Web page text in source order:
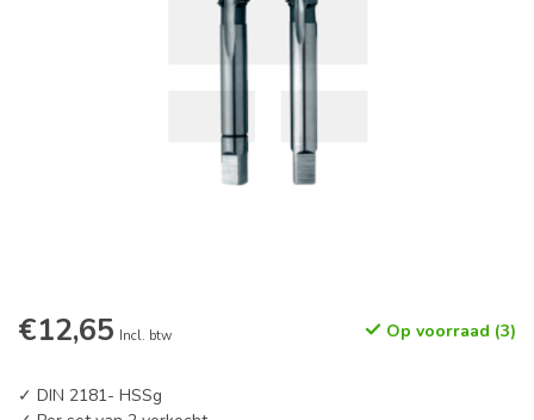
€12,65 Incl. btw Op voorraad (3)
✓ DIN 2181- HSSg